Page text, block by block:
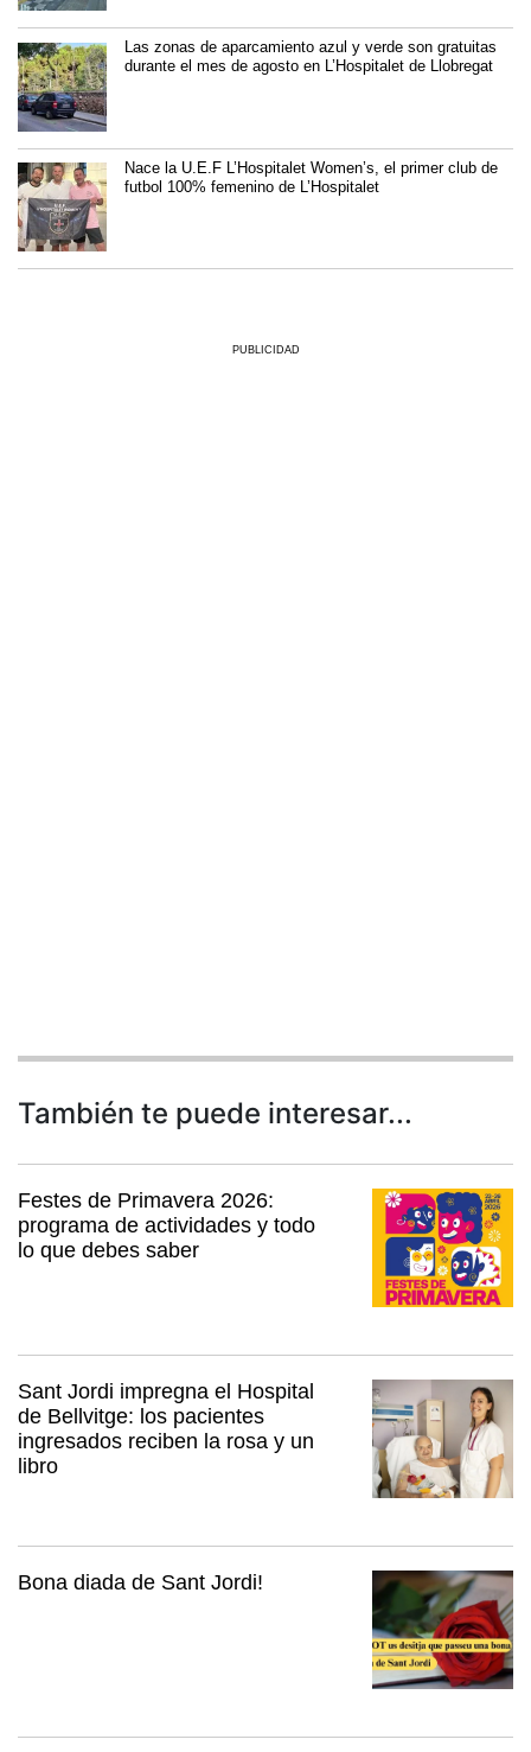
Las zonas de aparcamiento azul y verde son gratuitas
durante el mes de agosto en L’Hospitalet de Llobregat
Nace la U.E.F L’Hospitalet Women’s, el primer club de
futbol 100% femenino de L’Hospitalet
PUBLICIDAD
También te puede interesar...
Festes de Primavera 2026:
programa de actividades y todo
lo que debes saber
Sant Jordi impregna el Hospital
de Bellvitge: los pacientes
ingresados reciben la rosa y un
libro
Bona diada de Sant Jordi!